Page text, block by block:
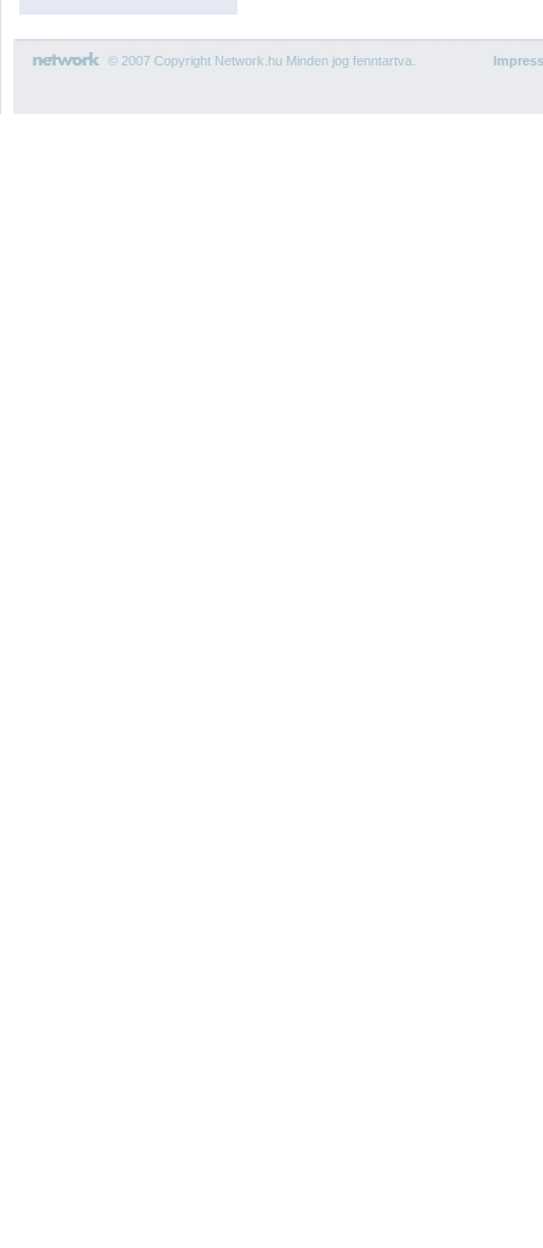
© 2007 Copyright Network.hu Minden jog fenntartva.